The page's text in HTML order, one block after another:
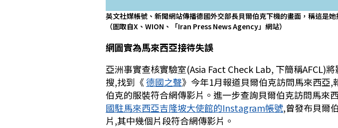
英文社媒帳號、新聞網站傳播德國外交部長貝爾伯克下機的畫面，稱這是她
（圖取自X、WION、「Iran Press News Agency」網站）
網圖實為馬來西亞接待失誤
亞洲事實查核實驗室(Asia Fact Check Lab, 下簡稱AFCL)
搜,找到《德國之聲》今年1月報道貝爾伯克訪問馬來西亞,
伯克的服裝符合網傳影片。進一步查詢貝爾伯克訪問馬來
國駐馬來西亞吉隆坡大使館的Instagram帳號,曾發布貝爾
片,其中幾個片段符合網傳影片。